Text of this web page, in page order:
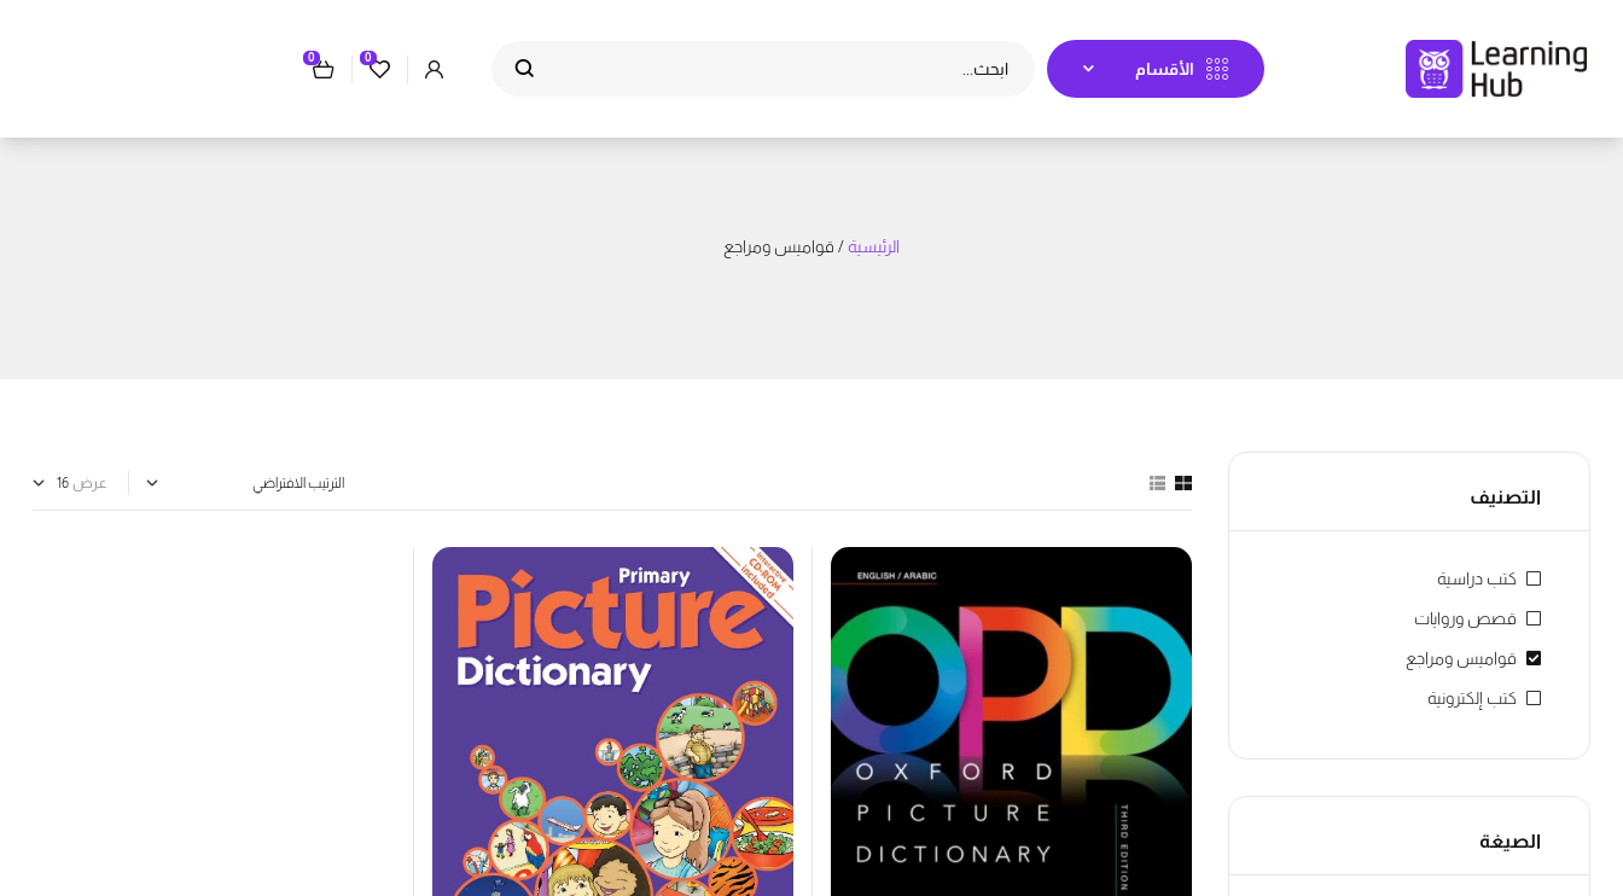
الأقسام
0
0
الرئيسية/ قواميس ومراجع
عرض
التصنيف
كتب دراسية
قصص وروايات
قواميس ومراجع
كتب إلكترونية
الصيغة